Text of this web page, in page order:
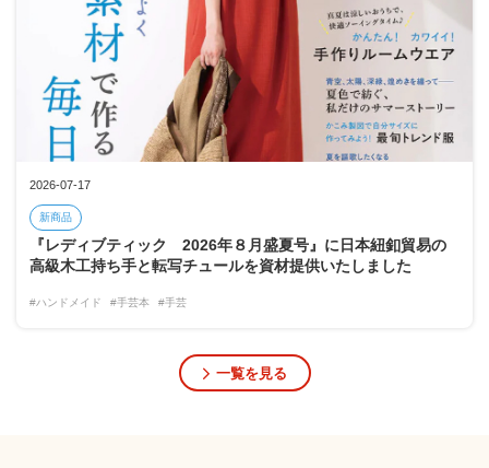
2026-07-17
新商品
『レディブティック 2026年８月盛夏号』に日本紐釦貿易の
高級木工持ち手と転写チュールを資材提供いたしました
#ハンドメイド #手芸本 #手芸
一覧を見る